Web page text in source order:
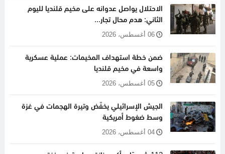
الاحتلال يواصل عدوانه على مخيم قلنديا لليوم
الثاني: هدم محال تجار...
06 أغسطس، 2026
ضمن خطة استهداف المخيمات: عملية عسكرية
واسعة في مخيم قلنديا
05 أغسطس، 2026
الجيش الإسرائيلي يخفّض وتيرة الهجمات في غزة
وسط ضغوط أمريكية
04 أغسطس، 2026